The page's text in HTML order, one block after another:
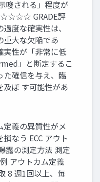
唆される」程度が
GRADE評
度な確実性は、
重大な欠陥であ
実性が「非常に低
」と断定するこ
た確信を与え、臨
ぼ す可能性があ
定義の異質性がメ
なう ECC アウト
露の測定方法 測定
アウトカム定義
8 週1回以上、毎